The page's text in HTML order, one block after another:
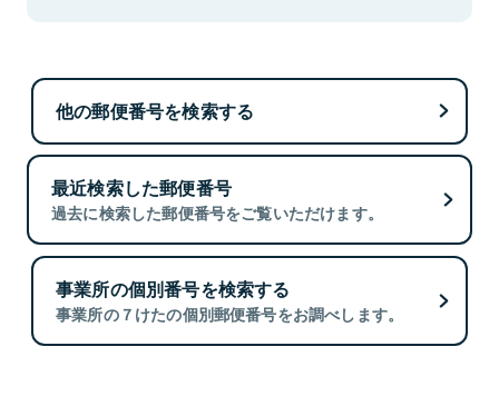
他の郵便番号を検索する
最近検索した郵便番号
過去に検索した郵便番号をご覧いただけます。
事業所の個別番号を検索する
事業所の７けたの個別郵便番号をお調べします。